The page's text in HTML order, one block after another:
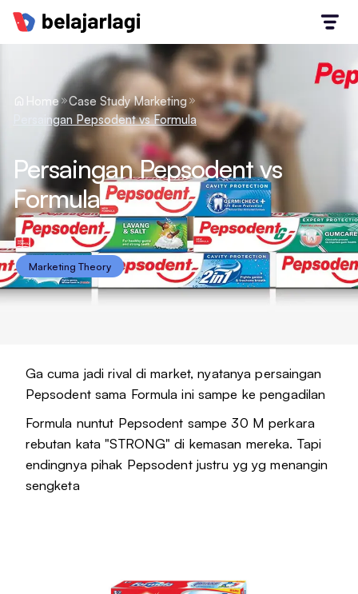
Home
Case Study Marketing
Persaingan Pepsodent vs Formula
Persaingan Pepsodent vs
Formula
Marketing Theory
Ga cuma jadi rival di market, nyatanya persaingan
Pepsodent sama Formula ini sampe ke pengadilan
Formula nuntut Pepsodent sampe 30 M perkara
rebutan kata "STRONG" di kemasan mereka. Tapi
endingnya pihak Pepsodent justru yg yg menangin
sengketa